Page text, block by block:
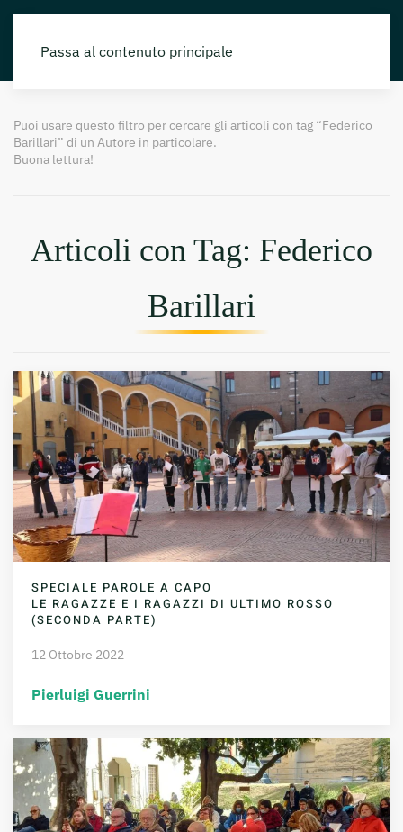
Passa al contenuto principale
Puoi usare questo filtro per cercare gli articoli con tag “Federico
Barillari” di un Autore in particolare.
Buona lettura!
Articoli con Tag: Federico
Barillari
SPECIALE PAROLE A CAPO
LE RAGAZZE E I RAGAZZI DI ULTIMO ROSSO
(SECONDA PARTE)
12 Ottobre 2022
Pierluigi Guerrini